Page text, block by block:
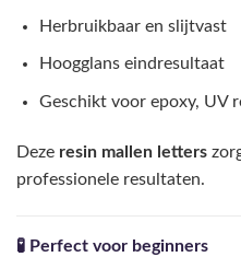
Herbruikbaar en slijtvast
Hoogglans eindresultaat
Geschikt voor epoxy, UV
Deze resin mallen letters
professionele resultaten.
🧪 Perfect voor beginners